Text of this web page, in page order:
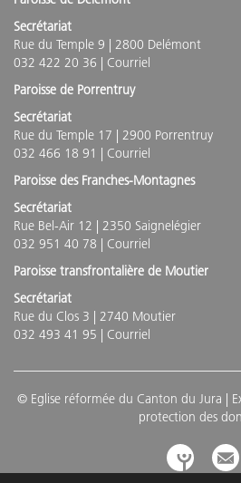
Secrétariat
Rue du Temple 9 | 2800 Delémont
032 422 20 36 | Courriel
Paroisse de Porrentruy
Secrétariat
Rue du Temple 17 | 2900 Porrentruy
032 466 18 91 | Courriel
Paroisse des Franches-Montagnes
Secrétariat
Rue Bel-Air 12 | 2350 Saignelégier
032 951 40 78 | Courriel
Paroisse transfrontalière de Moutier
Secrétariat
Rue du Clos 3 | 2740 Moutier
032 493 41 95 | Courriel
© Eglise réformée du Canton du Jura |
protection des